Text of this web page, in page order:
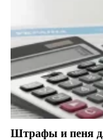
Штрафы и пеня